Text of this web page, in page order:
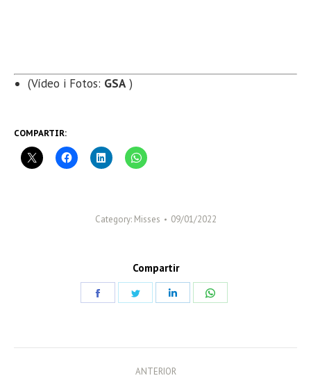
(Vídeo i Fotos: GSA )
COMPARTIR:
Category: Misses 09/01/2022
Compartir
ANTERIOR